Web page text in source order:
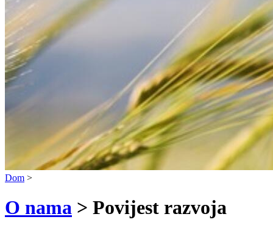
Dom >
O nama > Povijest razvoja